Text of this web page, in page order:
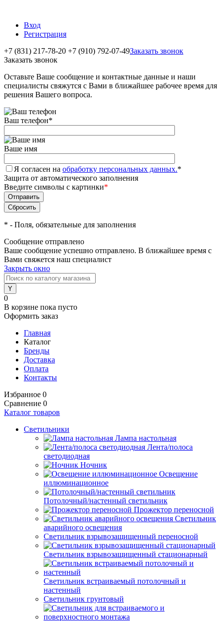
Вход
Регистрация
+7 (831) 217-78-20 +7 (910) 792-07-49Заказать звонок
Заказать звонок
Оставьте Ваше сообщение и контактные данные и наши
специалисты свяжутся с Вами в ближайшее рабочее время для
решения Вашего вопроса.
Ваш телефон*
Ваше имя
Я согласен на обработку персональных данных.*
Защита от автоматического заполнения
Введите символы с картинки*
* - Поля, обязательные для заполнения
Сообщение отправлено
Ваше сообщение успешно отправлено. В ближайшее время с
Вами свяжется наш специалист
Закрыть окно
0
В корзине пока пусто
Оформить заказ
Главная
Каталог
Бренды
Доставка
Оплата
Контакты
Избранное 0
Сравнение 0
Каталог товаров
Светильники
Лампа настольная
Лента/полоса
светодиодная
Ночник
Освещение
иллюминационное
Потолочный/настенный светильник
Прожектор переносной
Светильник
аварийного освещения
Светильник взрывозащищенный переносной
Светильник взрывозащищенный стационарный
Светильник встраиваемый потолочный и
настенный
Светильник грунтовый